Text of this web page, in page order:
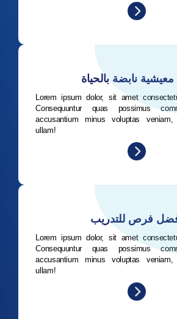
معيشية نابضة بالحياة
Lorem ipsum dolor, sit amet
Consequuntur quas possimus
accusantium minus voluptas
ullam!
فرص للتدريب
Lorem ipsum dolor, sit amet
Consequuntur quas possimus
accusantium minus voluptas
ullam!